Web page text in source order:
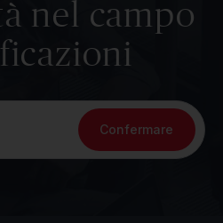
nel campo
Confermare